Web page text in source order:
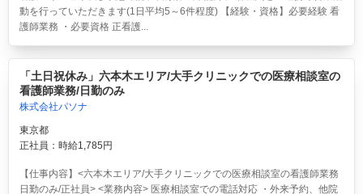
動を行っていただきます(1日平均5～6件程度) 【経験・資格】必要経験 看
護師業務 ・必要資格 正看護...
「土日祝休み」六本木エリア/大手クリニックでの医療相談室の
看護師業務/日勤のみ
株式会社パソナ
東京都
正社員：時給1,785円
【仕事内容】<六本木エリア/大手クリニックでの医療相談室の看護師業務
日勤のみ/正社員> <業務内容> 医療相談室での電話対応 ・外来予約、他院